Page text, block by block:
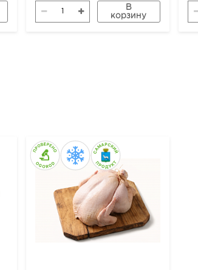
В
корзину